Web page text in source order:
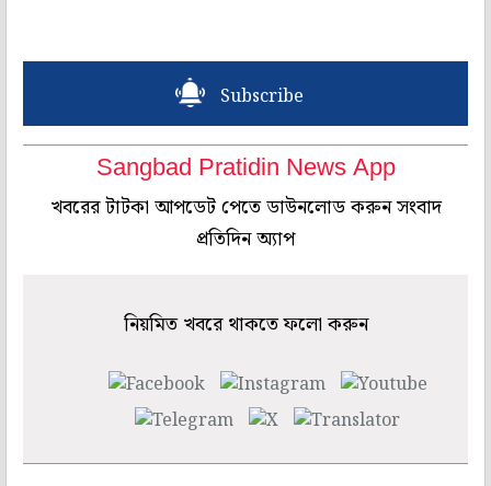
Subscribe
Sangbad Pratidin News App
খবরের টাটকা আপডেট পেতে ডাউনলোড করুন সংবাদ
প্রতিদিন অ্যাপ
নিয়মিত খবরে থাকতে ফলো করুন